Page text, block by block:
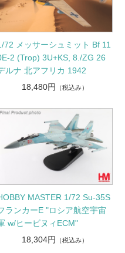
72 メッサーシュミット Bf 11
2 (Trop) 3U+KS, 8./ZG 26
ルナ 北アフリカ 1942
18,480円
（税込み）
MASTER 1/72 Su-35S
ランカーE "ロシア航空宇宙
w/ヒービヌィECM"
18,304円
（税込み）